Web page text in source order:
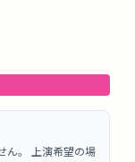
ん。 上演希望の場